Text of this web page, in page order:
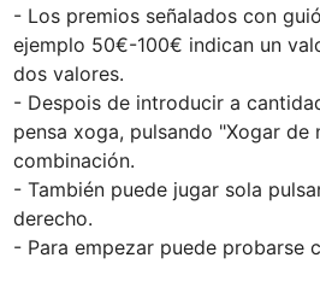
- Los premios señalados con
ejemplo 50€-100€ indican un
dos valores.
- Despois de introducir a
pensa xoga, pulsando "Xogar de
combinación.
- También puede jugar sola
derecho.
- Para empezar puede probarse